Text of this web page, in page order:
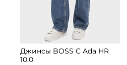
Джинсы BOSS C Ada HR
10.0